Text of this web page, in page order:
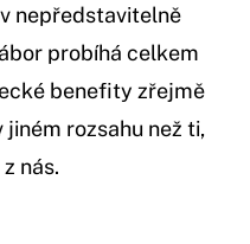
nepředstavitelně
probíhá celkem
benefity zřejmě
rozsahu než ti,
nás.